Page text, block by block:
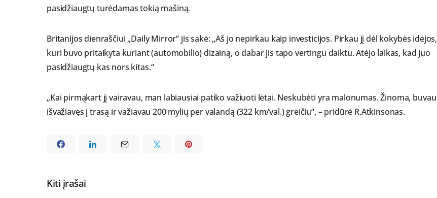
pasidžiaugtų turėdamas tokią mašiną.
Britanijos dienraščiui „Daily Mirror“ jis sakė: „Aš jo nepirkau kaip investicijos. Pirkau jį dėl kokybės idėjos,
kuri buvo pritaikyta kuriant (automobilio) dizainą, o dabar jis tapo vertingu daiktu. Atėjo laikas, kad juo
pasidžiaugtų kas nors kitas.“
„Kai pirmąkart jį vairavau, man labiausiai patiko važiuoti lėtai. Neskubėti yra malonumas. Žinoma, buvau
išvažiavęs į trasą ir važiavau 200 mylių per valandą (322 km/val.) greičiu“, – pridūrė R.Atkinsonas.
Kiti įrašai